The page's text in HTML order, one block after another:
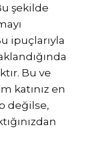
şekilde
ipuçlarıyla
Bu ve
katınız en
değilse,